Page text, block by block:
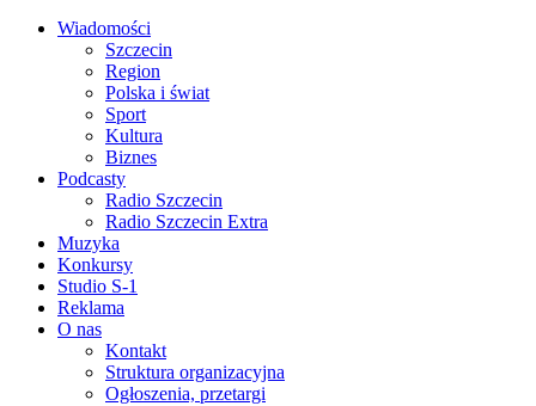
Wiadomości
Szczecin
Region
Polska i świat
Sport
Kultura
Biznes
Podcasty
Radio Szczecin
Radio Szczecin Extra
Muzyka
Konkursy
Studio S-1
Reklama
O nas
Kontakt
Struktura organizacyjna
Ogłoszenia, przetargi